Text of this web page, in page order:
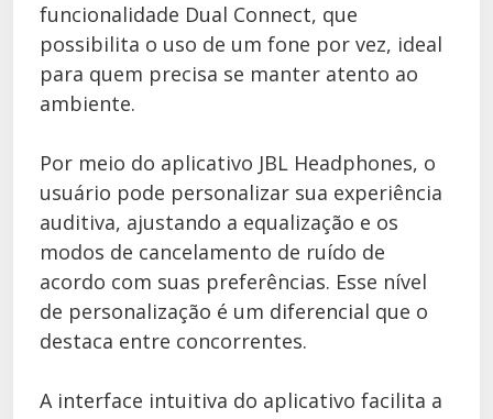
funcionalidade Dual Connect, que
possibilita o uso de um fone por vez, ideal
para quem precisa se manter atento ao
ambiente.
Por meio do aplicativo JBL Headphones, o
usuário pode personalizar sua experiência
auditiva, ajustando a equalização e os
modos de cancelamento de ruído de
acordo com suas preferências. Esse nível
de personalização é um diferencial que o
destaca entre concorrentes.
A interface intuitiva do aplicativo facilita a